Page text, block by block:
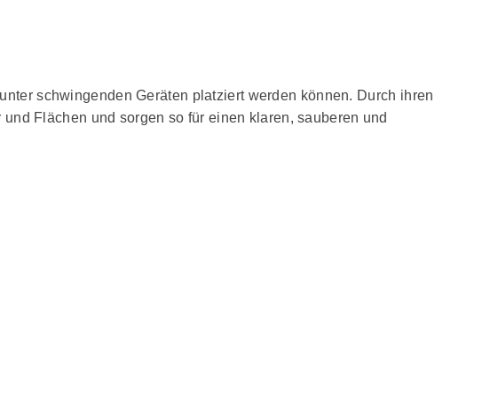
schwingenden Geräten platziert werden können. Durch ihren
Flächen und sorgen so für einen klaren, sauberen und